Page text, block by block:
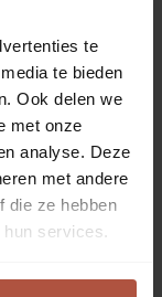
te
te bieden
Ook delen we
met onze
analyse. Deze
met andere
die ze hebben
services.
op
zoals jij het
of ga je